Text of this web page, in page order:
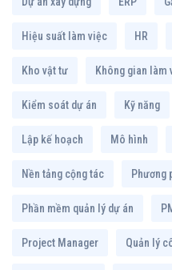
Hiệu suất làm việc HR
Kho vật tư Không gian làm
Kiểm soát dự án Kỹ năng
Lập kế hoạch Mô hình
Nền tảng cộng tác Phương
Phần mềm quản lý dự án
Project Manager Quản lý